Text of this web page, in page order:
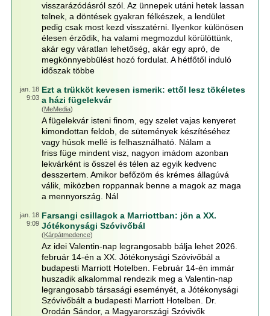
visszarázódásról szól. Az ünnepek utáni hetek lassan
telnek, a döntések gyakran félkészek, a lendület
pedig csak most kezd visszatérni. Ilyenkor különösen
élesen érződik, ha valami megmozdul körülöttünk,
akár egy váratlan lehetőség, akár egy apró, de
megkönnyebbülést hozó fordulat. A hétfőtől induló
időszak többe
jan. 18
9:03
Ezt a trükköt kevesen ismerik: ettől lesz tökéletes
a házi fügelekvár
(MeMedia)
A fügelekvár isteni finom, egy szelet vajas kenyeret
kimondottan feldob, de sütemények készítéséhez
vagy húsok mellé is felhasználható. Nálam a
friss füge mindent visz, nagyon imádom azonban
lekvárként is ősszel és télen az egyik kedvenc
desszertem. Amikor befőzöm és krémes állagúvá
válik, miközben roppannak benne a magok az maga
a mennyország. Nál
jan. 18
9:09
Farsangi csillagok a Marriottban: jön a XX.
Jótékonysági Szóvivőbál
(Kárpátmedence)
Az idei Valentin-nap legrangosabb bálja lehet 2026.
február 14-én a XX. Jótékonysági Szóvivőbál a
budapesti Marriott Hotelben.​ Február 14-én immár
huszadik alkalommal rendezik meg a Valentin-nap
legrangosabb társasági eseményét, a Jótékonysági
Szóvivőbált a budapesti Marriott Hotelben. Dr.
Orodán Sándor, a Magyarországi Szóvivők